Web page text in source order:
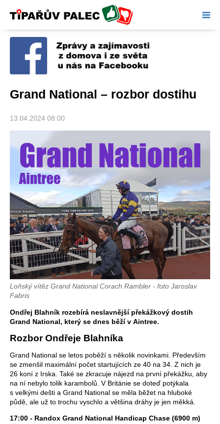
Tipařův palec
Grand National – rozbor dostihu
13.04.2024 08:00
Loňský vítěz Grand National Corach Rambler - foto Jaroslav
Fabris
Ondřej Blahník rozebírá neslavnější překážkový dostih
Grand National, který se dnes běží v Aintree.
Rozbor Ondřeje Blahníka
Grand National se letos poběží s několik novinkami. Především
se zmenšil maximální počet startujících ze 40 na 34. Z nich je
26 koní z Irska. Také se zkracuje nájezd na první překážku, aby
na ní nebylo tolik karambolů. V Británie se doteď potýkala
s velkými dešti a Grand National se měla běžet na hluboké
půdě, ale už to trochu vyschlo a většina dráhy je jen měkká.
17:00 - Randox Grand National Handicap Chase (6900 m)